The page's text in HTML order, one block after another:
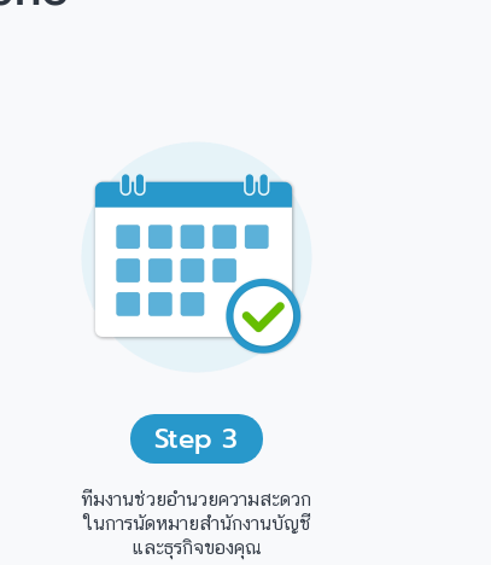
Step3
ทีมงานช่วยอำนวยความสะดวก
ในการนัดหมายสำนักงานบัญชี
และธุรกิจของคุณ